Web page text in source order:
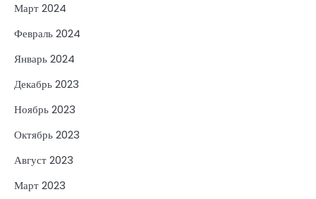
Март 2024
Февраль 2024
Январь 2024
Декабрь 2023
Ноябрь 2023
Октябрь 2023
Август 2023
Март 2023